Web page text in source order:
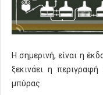
Η σημερινή, είναι η
ξεκινάει η
μπύρας.